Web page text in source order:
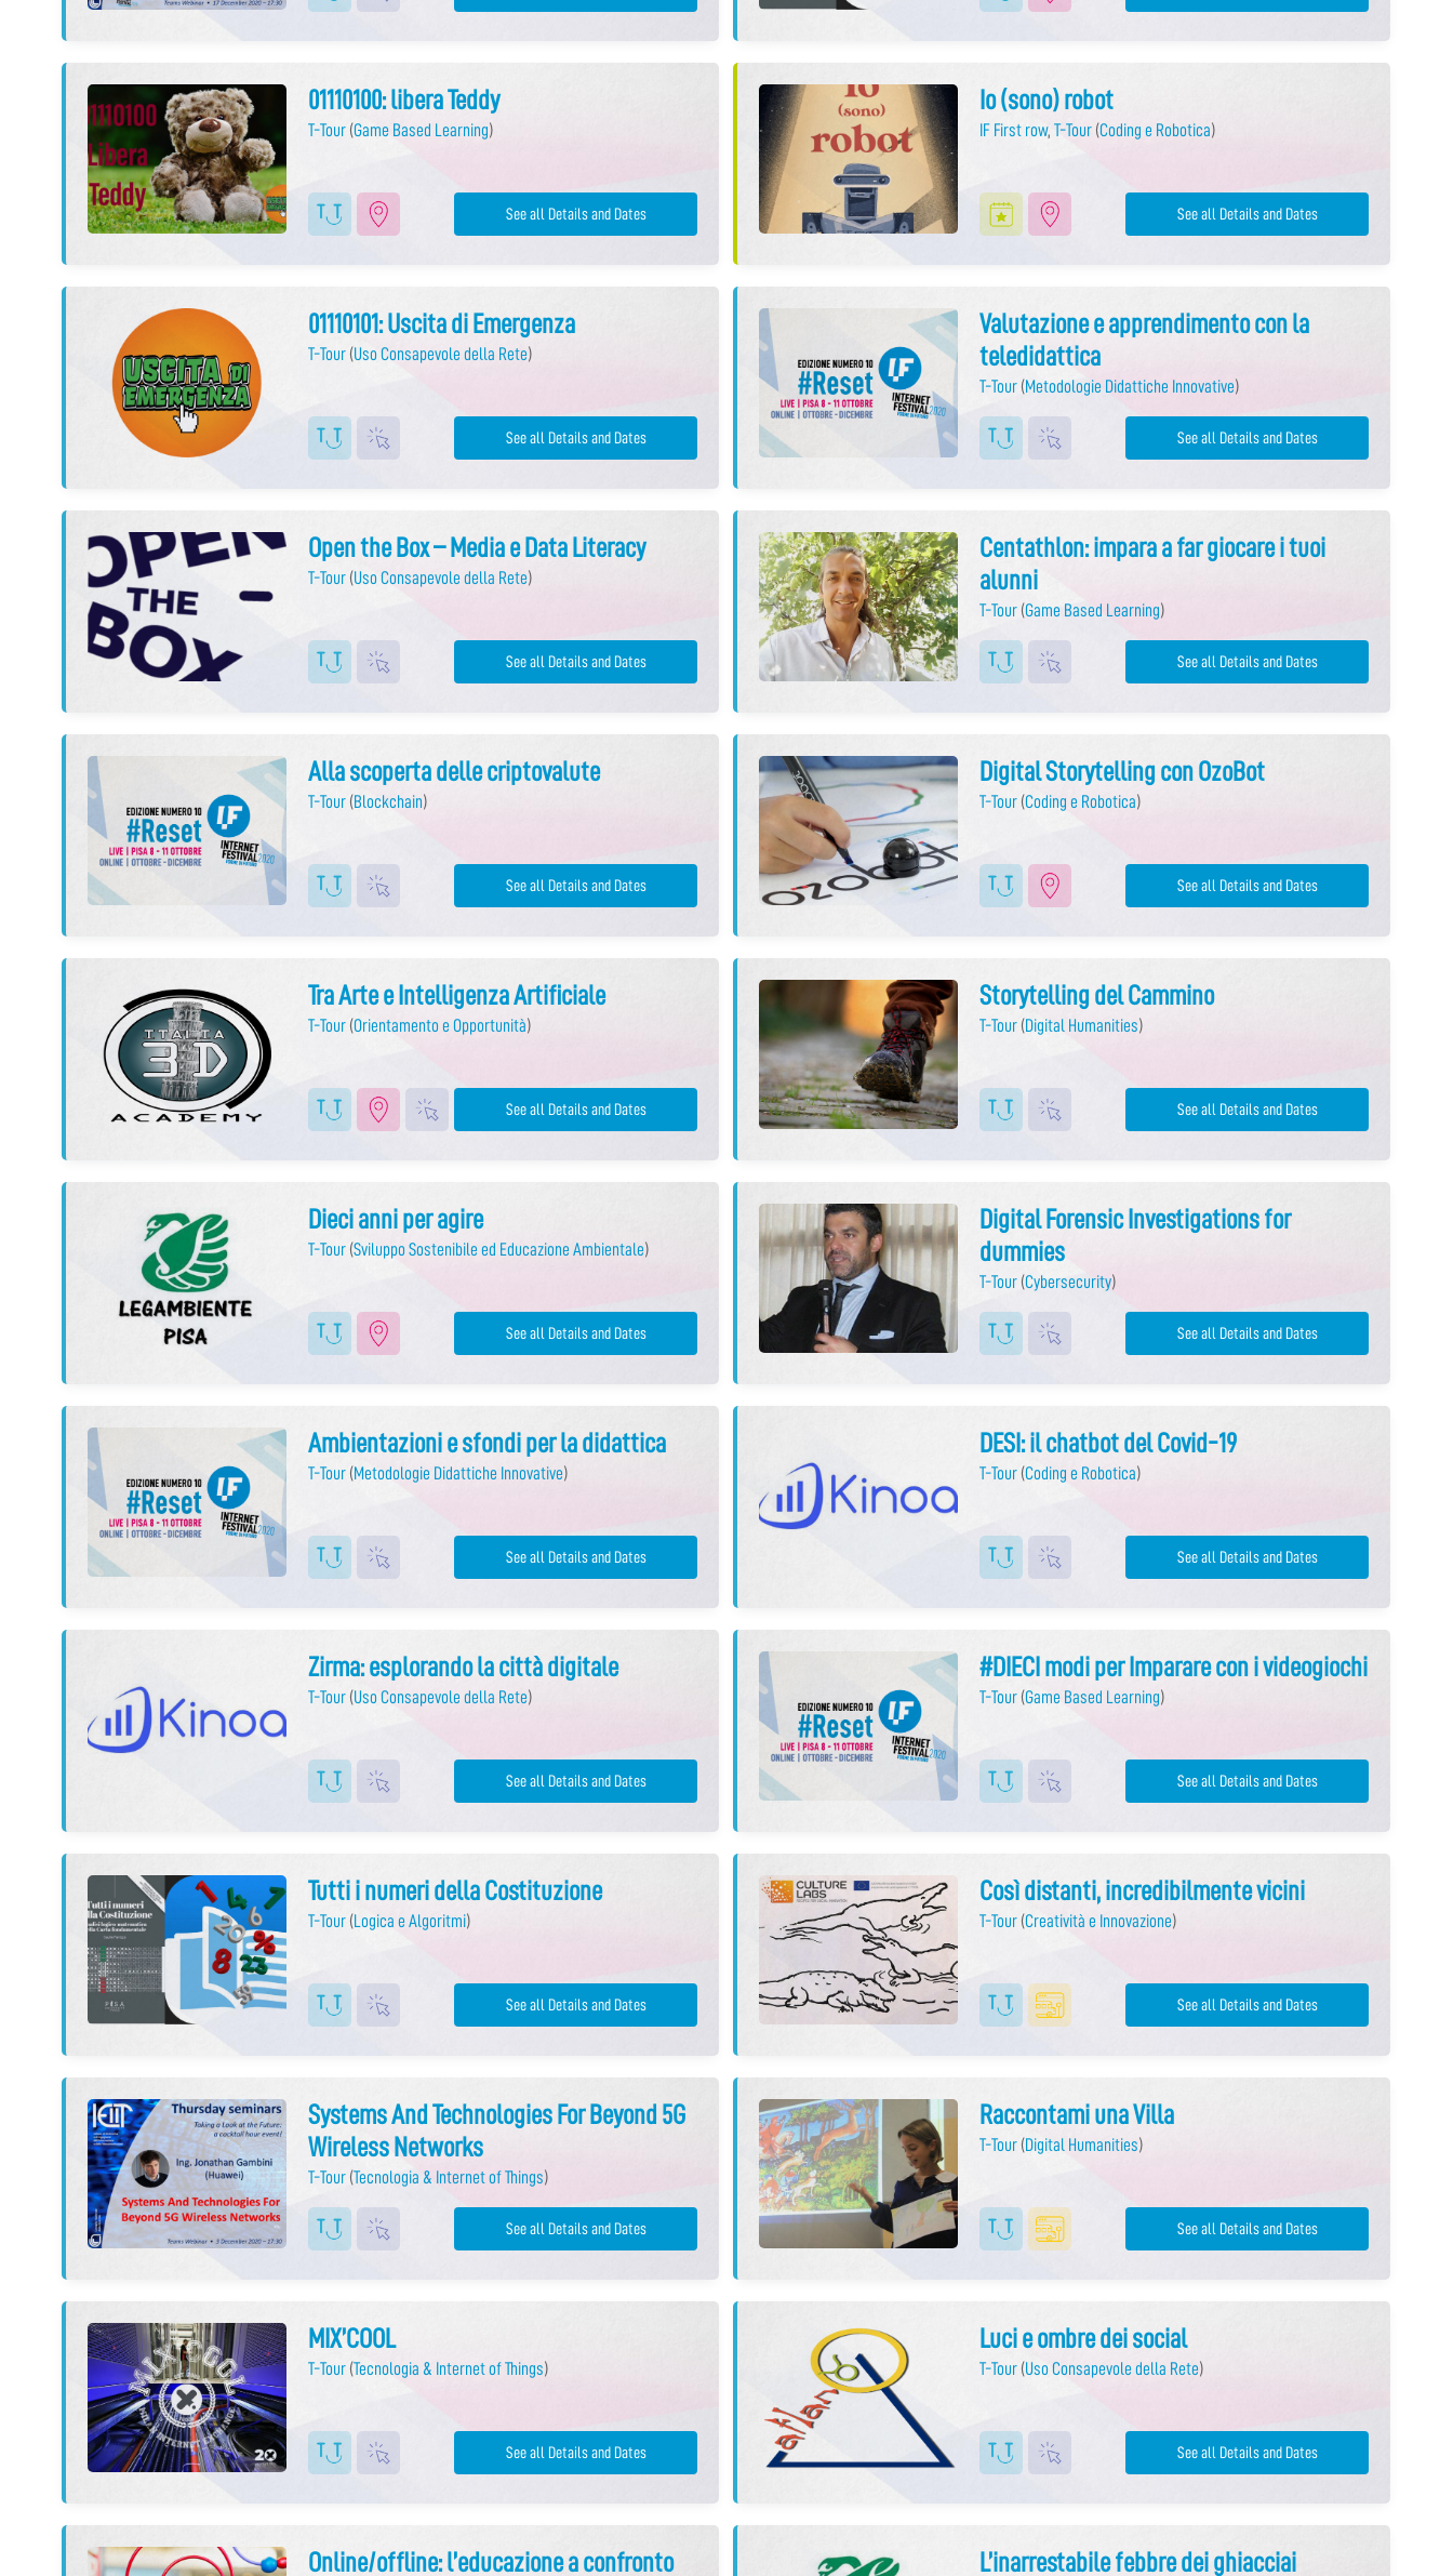
01110100: libera Teddy
T-Tour (Game Based Learning)
See all Details and Dates
Io (sono) robot
IF First row,T-Tour (Coding e Robotica)
See all Details and Dates
01110101: Uscita di Emergenza
T-Tour (Uso Consapevole della Rete)
See all Details and Dates
Valutazione e apprendimento con la
teledidattica
T-Tour (Metodologie Didattiche Innovative)
See all Details and Dates
Open the Box – Media e Data Literacy
T-Tour (Uso Consapevole della Rete)
See all Details and Dates
Centathlon: impara a far giocare i tuoi
alunni
T-Tour (Game Based Learning)
See all Details and Dates
Alla scoperta delle criptovalute
T-Tour (Blockchain)
See all Details and Dates
Digital Storytelling con OzoBot
T-Tour (Coding e Robotica)
See all Details and Dates
Tra Arte e Intelligenza Artificiale
T-Tour (Orientamento e Opportunità)
See all Details and Dates
Storytelling del Cammino
T-Tour (Digital Humanities)
See all Details and Dates
Dieci anni per agire
T-Tour (Sviluppo Sostenibile ed Educazione Ambientale)
See all Details and Dates
Digital Forensic Investigations for
dummies
T-Tour (Cybersecurity)
See all Details and Dates
Ambientazioni e sfondi per la didattica
T-Tour (Metodologie Didattiche Innovative)
See all Details and Dates
DESI: il chatbot del Covid-19
T-Tour (Coding e Robotica)
See all Details and Dates
Zirma: esplorando la città digitale
T-Tour (Uso Consapevole della Rete)
See all Details and Dates
#DIECI modi per Imparare con i videogiochi
T-Tour (Game Based Learning)
See all Details and Dates
Tutti i numeri della Costituzione
T-Tour (Logica e Algoritmi)
See all Details and Dates
Così distanti, incredibilmente vicini
T-Tour (Creatività e Innovazione)
See all Details and Dates
Systems And Technologies For Beyond 5G
Wireless Networks
T-Tour (Tecnologia & Internet of Things)
See all Details and Dates
Raccontami una Villa
T-Tour (Digital Humanities)
See all Details and Dates
MIX’COOL
T-Tour (Tecnologia & Internet of Things)
See all Details and Dates
Luci e ombre dei social
T-Tour (Uso Consapevole della Rete)
See all Details and Dates
Online/offline: l’educazione a confronto L’inarrestabile febbre dei ghiacciai